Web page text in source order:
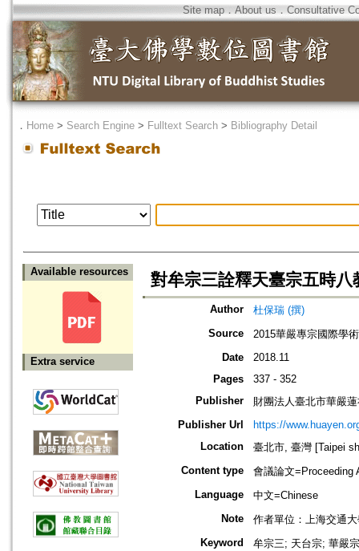
Site map．About us ． Consultative
． Home > Search Engine > Fulltext Search > Bibliography Detail
Available resources
Extra service
對牟宗三詮釋天臺宗五時
Author
杜保瑞 (撰)
Source
2015華嚴專宗國際學
Date
2018.11
Pages
337 - 352
Publisher
財團法人臺北市華嚴
Publisher Url
https://
Location
臺北市, 臺灣 [Taipei
Content type
會議論文=Proceeding
Language
中文=Chinese
Note
作者單位：上海交通
Keyword
牟宗三; 天台宗; 華嚴